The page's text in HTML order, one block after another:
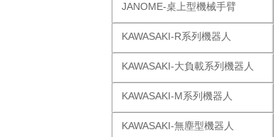
JANOME-桌上型機械手臂
KAWASAKI-R系列機器人
KAWASAKI-大負載系列機器人
KAWASAKI-M系列機器人
KAWASAKI-無塵型機器人